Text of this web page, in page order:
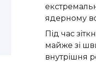
ядерному
Під час
майже зі
внутрішня